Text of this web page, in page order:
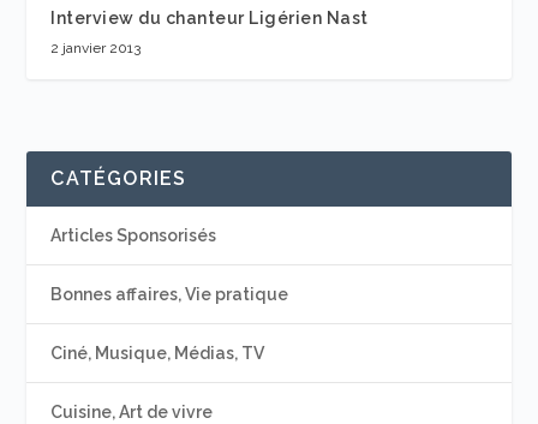
Interview du chanteur Ligérien Nast
2 janvier 2013
CATÉGORIES
Articles Sponsorisés
Bonnes affaires, Vie pratique
Ciné, Musique, Médias, TV
Cuisine, Art de vivre